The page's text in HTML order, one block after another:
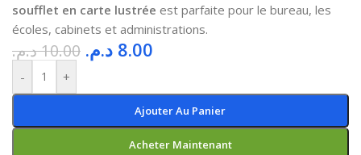
soufflet en carte lustrée est parfaite pour le bureau, les
écoles, cabinets et administrations.
10.00د.م. 8.00 د.م.
- +
Ajouter Au Panier
Acheter Maintenant